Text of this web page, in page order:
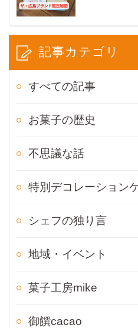
記事カテゴリ
すべての記事
お菓子の歴史
不思議な話
特別デコレーション
シェフの独り言
地域・イベント
菓子工房mike
御饌cacao